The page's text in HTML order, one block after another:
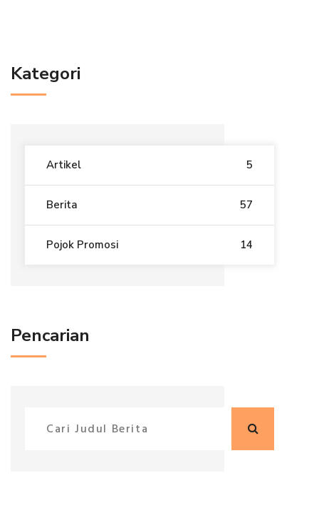
Kategori
Artikel 5
Berita 57
Pojok Promosi 14
Pencarian